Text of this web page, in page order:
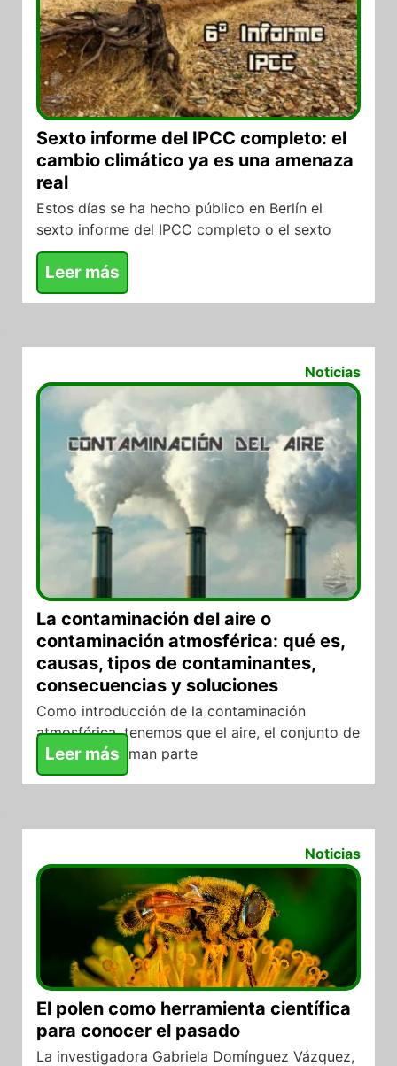
Sexto informe del IPCC completo: el
cambio climático ya es una amenaza
real
Estos días se ha hecho público en Berlín el
sexto informe del IPCC completo o el sexto
Leer más
Noticias
La contaminación del aire o
contaminación atmosférica: qué es,
causas, tipos de contaminantes,
consecuencias y soluciones
Como introducción de la contaminación
atmosférica, tenemos que el aire, el conjunto de
gases que forman parte
Leer más
Noticias
El polen como herramienta científica
para conocer el pasado
La investigadora Gabriela Domínguez Vázquez,